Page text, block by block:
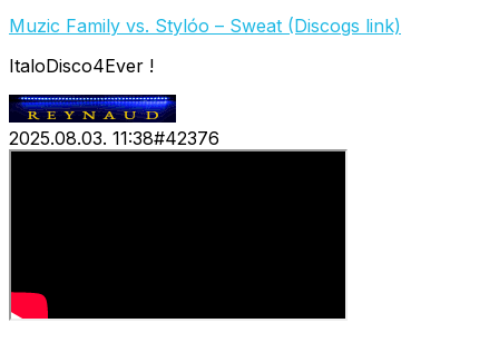
Muzic Family vs. Stylóo – Sweat (Discogs link)
ItaloDisco4Ever !
2025.08.03. 11:38#42376